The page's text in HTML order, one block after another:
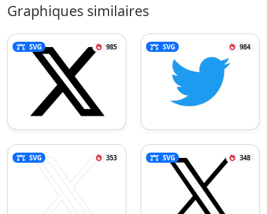
Graphiques similaires
SVG 985 SVG 984
SVG 353 SVG 348